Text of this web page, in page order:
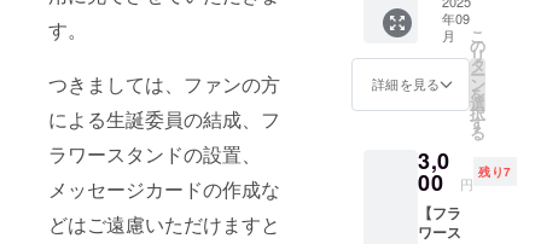
す。
つきましては、ファンの方
による生誕委員の結成、フ
ラワースタンドの設置、
メッセージカードの作成な
どはご遠慮いただけますと
援者様
のお名
前
（ニッ
クネー
ム）を
ます。
・掲載
日：生
誕祭当
日 ・掲
年09
月
詳細を見る
こ
の
リ
タ
ー
ン
を
選
択
す
る
3,0
00 円
残り7
【フラ
ワース